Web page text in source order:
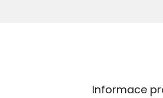
Informace